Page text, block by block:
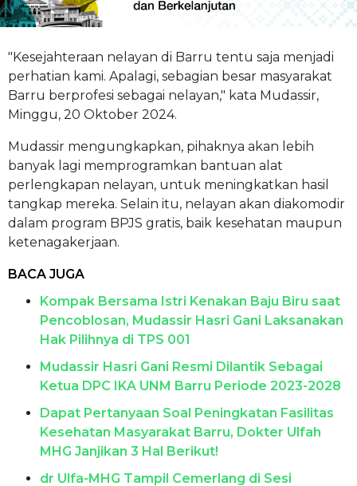
"Kesejahteraan nelayan di Barru tentu saja menjadi
perhatian kami. Apalagi, sebagian besar masyarakat
Barru berprofesi sebagai nelayan," kata Mudassir,
Minggu, 20 Oktober 2024.
Mudassir mengungkapkan, pihaknya akan lebih
banyak lagi memprogramkan bantuan alat
perlengkapan nelayan, untuk meningkatkan hasil
tangkap mereka. Selain itu, nelayan akan diakomodir
dalam program BPJS gratis, baik kesehatan maupun
ketenagakerjaan.
BACA JUGA
Kompak Bersama Istri Kenakan Baju Biru saat
Pencoblosan, Mudassir Hasri Gani Laksanakan
Hak Pilihnya di TPS 001
Mudassir Hasri Gani Resmi Dilantik Sebagai
Ketua DPC IKA UNM Barru Periode 2023-2028
Dapat Pertanyaan Soal Peningkatan Fasilitas
Kesehatan Masyarakat Barru, Dokter Ulfah
MHG Janjikan 3 Hal Berikut!
dr Ulfa-MHG Tampil Cemerlang di Sesi